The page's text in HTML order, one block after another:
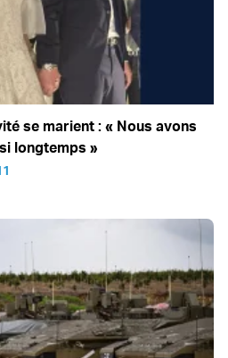
se marient : « Nous avons
longtemps »